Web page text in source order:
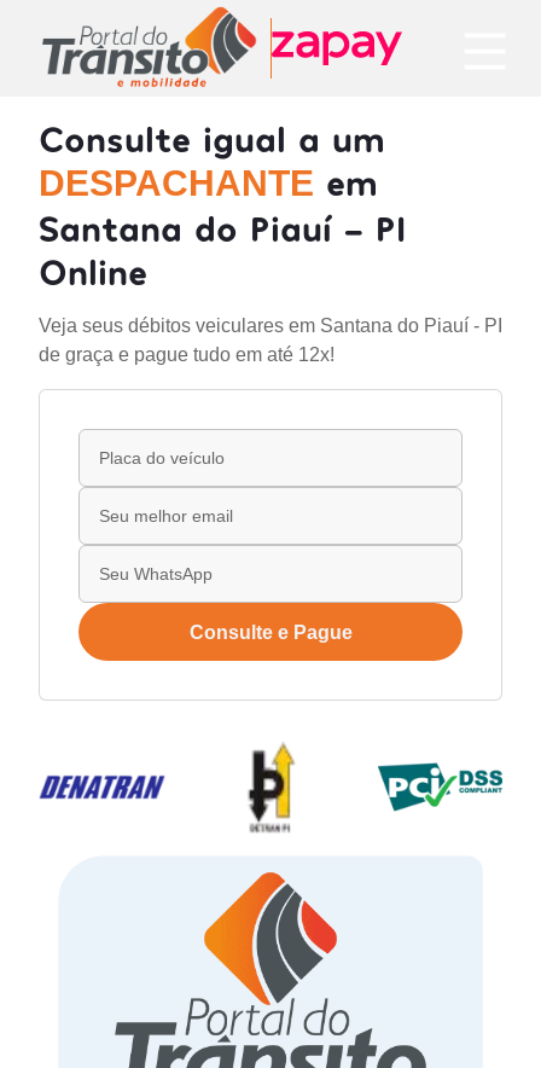
Consulte igual a um
DESPACHANTE em
Santana do Piauí - PI
Online
Veja seus débitos veiculares em Santana do Piauí - PI
de graça e pague tudo em até 12x!
Consulte e Pague